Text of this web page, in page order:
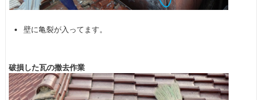
壁に亀裂が入ってます。
破損した瓦の撤去作業